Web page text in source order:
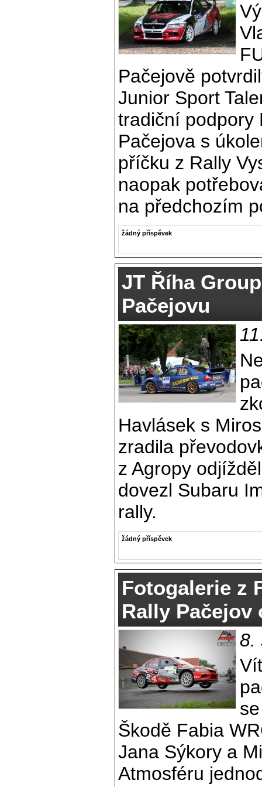
Pačejově
Junior Sport
tradiční podpory
Pačejova s
příčku z Rally
naopak
na předchozím
žádný příspěvek
JT Říha
Pačejovu
Havlásek s
zradila
z Agropy
dovezl Subaru
rally.
žádný příspěvek
Fotogalerie z
Rally Pačejov
8.
Škodě Fabia
Jana Sýkory a
Atmosféru